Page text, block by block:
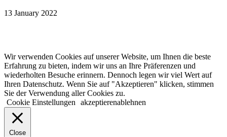
13 January 2022
Wir verwenden Cookies auf unserer Website, um Ihnen die beste
Erfahrung zu bieten, indem wir uns an Ihre Präferenzen und
wiederholten Besuche erinnern. Dennoch legen wir viel Wert auf
Ihren Datenschutz. Wenn Sie auf "Akzeptieren" klicken, stimmen
Sie der Verwendung aller Cookies zu.
Cookie Einstellungen
akzeptierenablehnen
Close